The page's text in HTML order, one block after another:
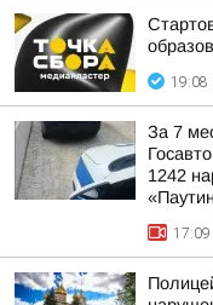
19:08
За 7
1242
17:09